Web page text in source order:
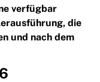
verfügbar
die
und nach dem